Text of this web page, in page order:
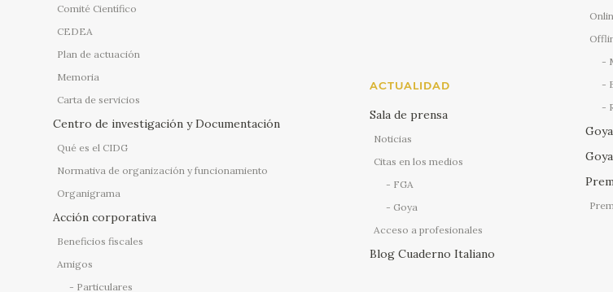
Comité Científico
CEDEA
Plan de actuación
Memoria
Carta de servicios
Centro de investigación y Documentación
Qué es el CIDG
Normativa de organización y funcionamiento
Organigrama
Acción corporativa
Beneficios fiscales
Amigos
Particulares
ACTUALIDAD
Sala de prensa
Noticias
Citas en los medios
FGA
Goya
Acceso a profesionales
Blog Cuaderno Italiano